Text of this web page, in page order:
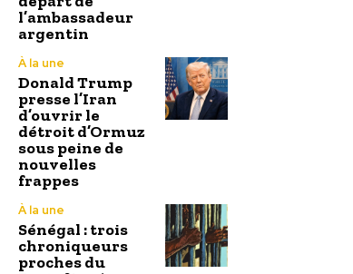
l’ambassadeur
argentin
À la une
Donald Trump
presse l’Iran
d’ouvrir le
détroit d’Ormuz
sous peine de
nouvelles
frappes
À la une
Sénégal : trois
chroniqueurs
proches du